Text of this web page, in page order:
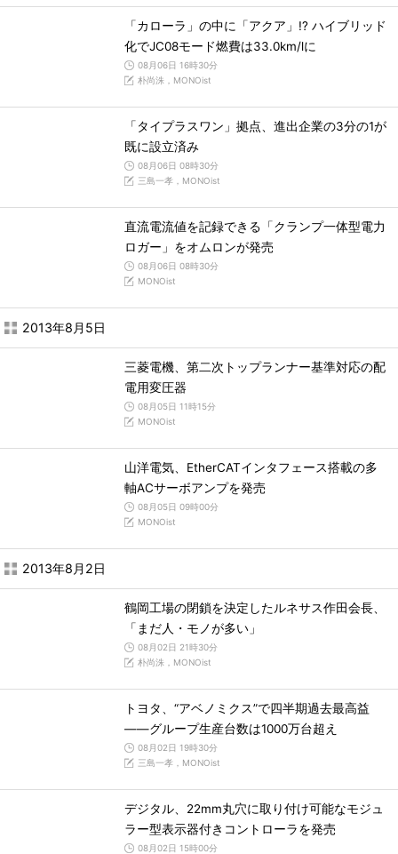
「カローラ」の中に「アクア」!? ハイブリッド
化でJC08モード燃費は33.0km/lに
08月06日 16時30分
朴尚洙，MONOist
「タイプラスワン」拠点、進出企業の3分の1が
既に設立済み
08月06日 08時30分
三島一孝，MONOist
直流電流値を記録できる「クランプ一体型電力
ロガー」をオムロンが発売
08月06日 08時30分
MONOist
2013年8月5日
三菱電機、第二次トップランナー基準対応の配
電用変圧器
08月05日 11時15分
MONOist
山洋電気、EtherCATインタフェース搭載の多
軸ACサーボアンプを発売
08月05日 09時00分
MONOist
2013年8月2日
鶴岡工場の閉鎖を決定したルネサス作田会長、
「まだ人・モノが多い」
08月02日 21時30分
朴尚洙，MONOist
トヨタ、“アベノミクス”で四半期過去最高益
――グループ生産台数は1000万台超え
08月02日 19時30分
三島一孝，MONOist
デジタル、22mm丸穴に取り付け可能なモジュ
ラー型表示器付きコントローラを発売
08月02日 15時00分